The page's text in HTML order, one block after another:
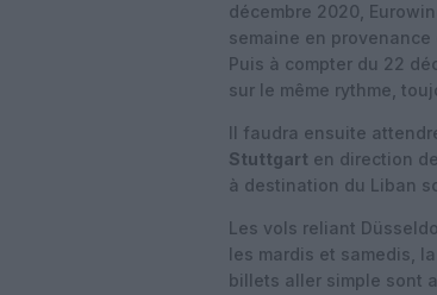
décembre 2020,
semaine en provenance
Puis à compter du 22
sur le même rythme,
Il faudra ensuite
Stuttgart en direction
à destination du Liban
Les vols reliant
les mardis et samedis,
billets aller simple sont